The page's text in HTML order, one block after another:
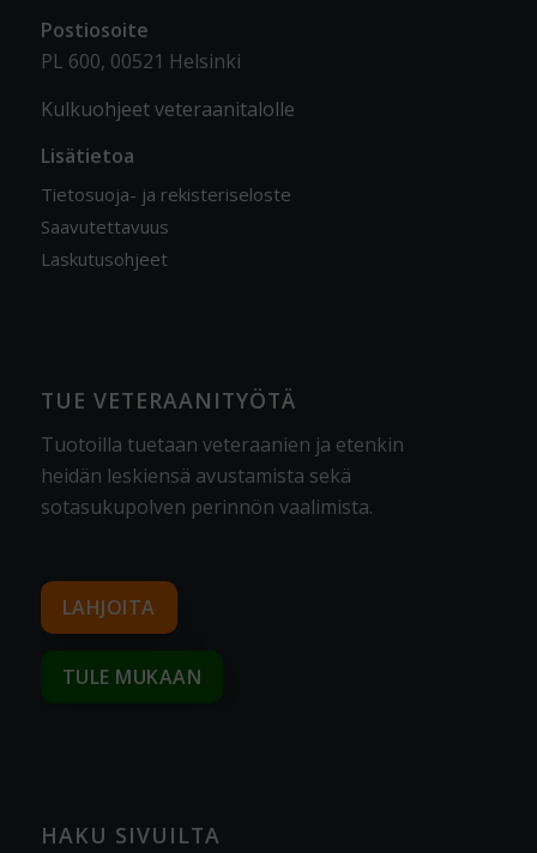
Postiosoite
PL 600, 00521 Helsinki
Kulkuohjeet veteraanitalolle
Lisätietoa
Tietosuoja- ja rekisteriseloste
Saavutettavuus
Laskutusohjeet
TUE VETERAANITYÖTÄ
Tuotoilla tuetaan veteraanien ja etenkin
heidän leskiensä avustamista sekä
sotasukupolven perinnön vaalimista.
LAHJOITA
TULE MUKAAN
HAKU SIVUILTA